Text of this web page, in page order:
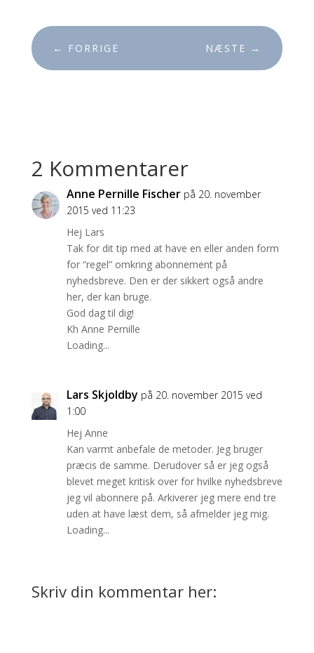
← FORRIGE NÆSTE →
2 Kommentarer
Anne Pernille Fischer på 20. november
2015 ved 11:23
Hej Lars
Tak for dit tip med at have en eller anden form
for “regel” omkring abonnement på
nyhedsbreve. Den er der sikkert også andre
her, der kan bruge.
God dag til dig!
Kh Anne Pernille
Loading...
Lars Skjoldby på 20. november 2015 ved
1:00
Hej Anne
Kan varmt anbefale de metoder. Jeg bruger
præcis de samme. Derudover så er jeg også
blevet meget kritisk over for hvilke nyhedsbreve
jeg vil abonnere på. Arkiverer jeg mere end tre
uden at have læst dem, så afmelder jeg mig.
Loading...
Skriv din kommentar her: